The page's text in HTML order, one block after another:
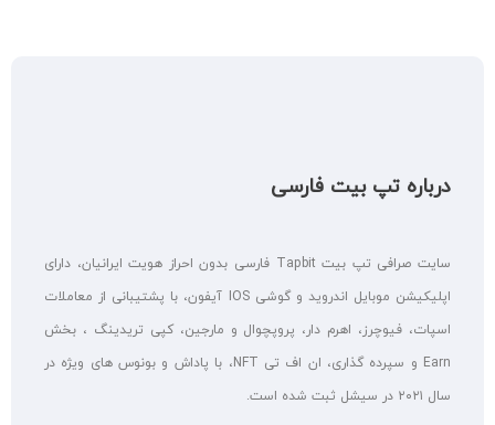
درباره تپ بیت فارسی
سایت صرافی تپ بیت Tapbit فارسی بدون احراز هویت ایرانیان، دارای
اپلیکیشن موبایل اندروید و گوشی IOS آیفون، با پشتیبانی از معاملات
اسپات، فیوچرز، اهرم دار، پروپچوال و مارجین، کپی تریدینگ ، بخش
Earn و سپرده گذاری، ان اف تی NFT، با پاداش و بونوس های ویژه در
سال ۲۰۲۱ در سیشل ثبت شده است.